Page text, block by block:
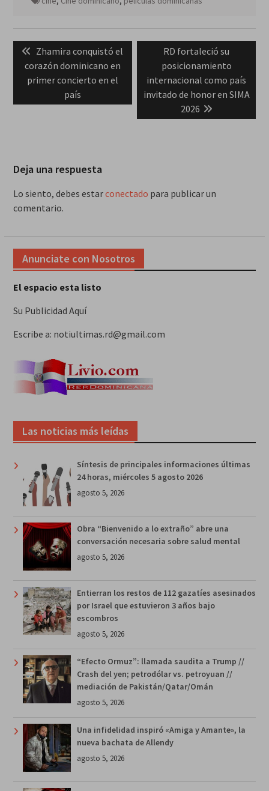
Navegación
de
entradas
Previous
post:
Zhamira conquistó el
corazón dominicano en
primer concierto en el
país
Next
post:
RD fortaleció su
posicionamiento
internacional como país
invitado de honor en SIMA
2026
Deja una respuesta
Lo siento, debes estarconectado para publicar un
comentario.
Anunciate con Nosotros
El espacio esta listo
Su Publicidad Aquí
Escribe a: notiultimas.rd@gmail.com
Las noticias más leídas
Síntesis de principales informaciones últimas
24 horas, miércoles 5 agosto 2026
agosto 5, 2026
Obra “Bienvenido a lo extraño” abre una
conversación necesaria sobre salud mental
agosto 5, 2026
Entierran los restos de 112 gazatíes asesinados
por Israel que estuvieron 3 años bajo
escombros
agosto 5, 2026
“Efecto Ormuz”: llamada saudita a Trump //
Crash del yen; petrodólar vs. petroyuan //
mediación de Pakistán/Qatar/Omán
agosto 5, 2026
Una infidelidad inspiró «Amiga y Amante», la
nueva bachata de Allendy
agosto 5, 2026